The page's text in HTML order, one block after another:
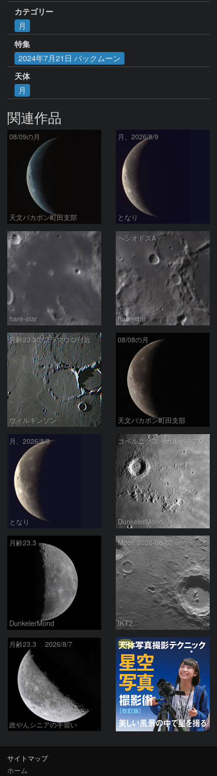
カテゴリー
月
特集
2024年7月21日 バックムーン
天体
月
関連作品
08/09の月
天文バカボン町田支部
月、2026/8/9
となり
マルト
hare-star
ヘシオドスA
hare-star
月齢23.3のフラマウロ付近
ウィルキンソン
08/08の月
天文バカボン町田支部
月、2026/8/8
となり
コペルニクス、カルパチア山脈付近
DunkelerMond
月齢23.3
DunkelerMond
Moon 2026-08-07
IKT2
月齢23.3 2026/8/7
政やんシニアの手習い
PR
サイトマップ
ホーム